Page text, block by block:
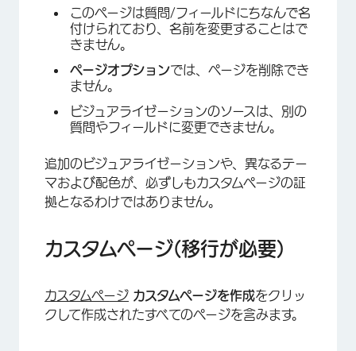
このページは質問/フィールドにちなんで名
付けられており、名前を変更することはで
きません。
ページオプションでは、ページを削除でき
ません。
ビジュアライゼーションのソースは、別の
質問やフィールドに変更できません。
追加のビジュアライゼーションや、異なるテー
マおよび配色が、必ずしもカスタムページの証
拠となるわけではありません。
カスタムページ(移行が必要)
カスタムページ カスタムページを作成をクリッ
クして作成されたすべてのページを含みます。